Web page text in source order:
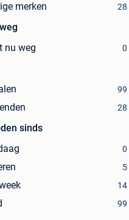
merken 28
nu weg
0
99
28
sinds
0
5
14
99